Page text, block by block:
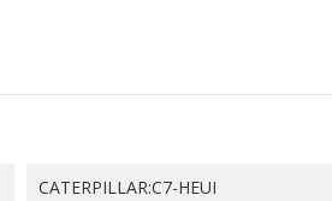
CATERPILLAR:C7-HEUI